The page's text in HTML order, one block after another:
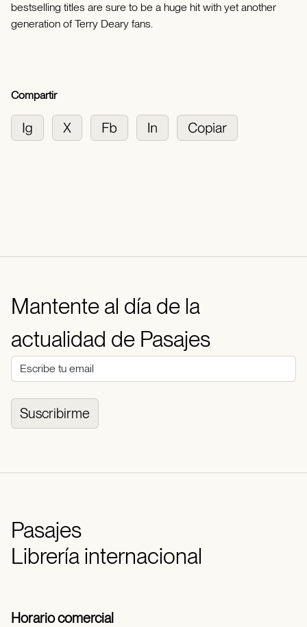
bestselling titles are sure to be a huge hit with yet another
generation of Terry Deary fans.
Compartir
Mantente al día de la
actualidad de Pasajes
Suscribirme
Pasajes
Librería internacional
Horario comercial